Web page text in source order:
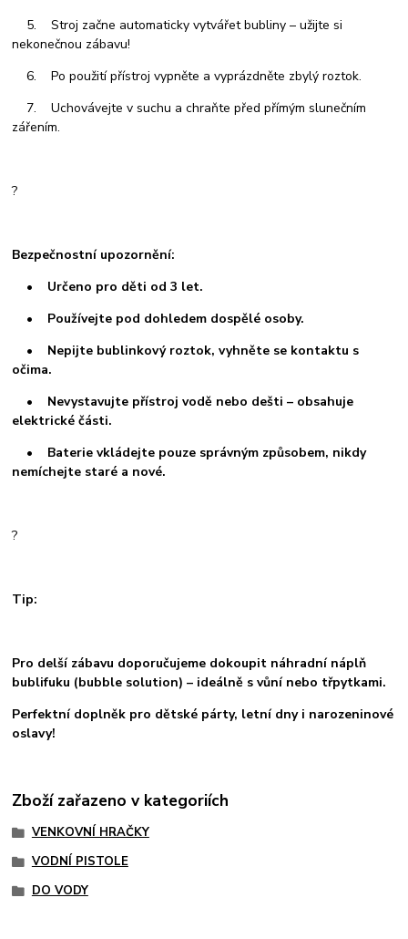
5. Stroj začne automaticky vytvářet bubliny – užijte si
nekonečnou zábavu!
6. Po použití přístroj vypněte a vyprázdněte zbylý roztok.
7. Uchovávejte v suchu a chraňte před přímým slunečním
zářením.
?
Bezpečnostní upozornění:
• Určeno pro děti od 3 let.
• Používejte pod dohledem dospělé osoby.
• Nepijte bublinkový roztok, vyhněte se kontaktu s
očima.
• Nevystavujte přístroj vodě nebo dešti – obsahuje
elektrické části.
• Baterie vkládejte pouze správným způsobem, nikdy
nemíchejte staré a nové.
?
Tip:
Pro delší zábavu doporučujeme dokoupit náhradní náplň
bublifuku (bubble solution) – ideálně s vůní nebo třpytkami.
Perfektní doplněk pro dětské párty, letní dny i narozeninové
oslavy!
Zboží zařazeno v kategoriích
VENKOVNÍ HRAČKY
VODNÍ PISTOLE
DO VODY